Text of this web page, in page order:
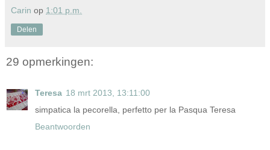
Carin op 1:01 p.m.
Delen
29 opmerkingen:
Teresa 18 mrt 2013, 13:11:00
simpatica la pecorella, perfetto per la Pasqua Teresa
Beantwoorden